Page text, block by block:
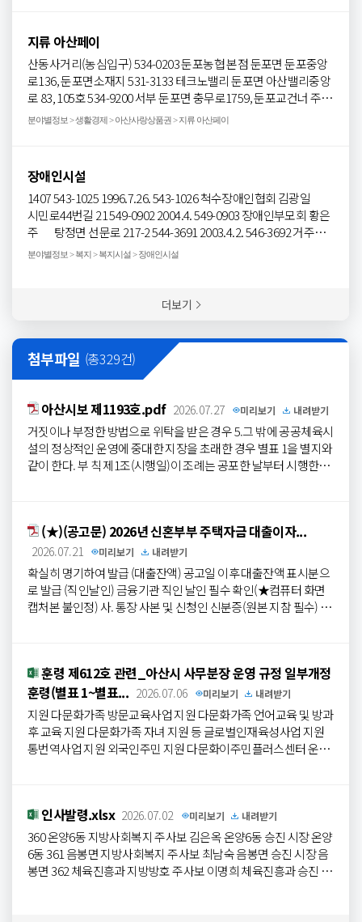
00 등기부등본,가족관계,주민등록,기타
09:00~18:00 42 신창면 서부북로 631 신창면행정복지센터1 24시
간 운영(365일) 등기부등본,가족관계,주민등록,기타 신창면 0415
373703 43 신창면 서부북로 631 신창면행정복지센터2 평일 09:0
0~18:00 등기부등본,가족관계,주민등록,기타 주말 운영하지 않음
지류 아산페이
산동사거리(농심입구) 534-0203 둔포농협 본점 둔포면 둔포중앙
로136, 둔포면소재지 531-3133 테크노밸리 둔포면 아산밸리중앙
로 83, 105호 534-9200 서부 둔포면 충무로1759, 둔포교건너 주유
소옆 532-7128 영인농협 본점 영인면 영인로55, 면소재지(먹골갈
온천 도고면 도고온천로 142 542-0346 도산 도고면 도고산로 343
542-7346 아산원예농협 본점 모종로49, 아산소방서옆 544-4851
권곡 번영로171, (권곡동) 아고-터미널 사이 541-4850 온궁 아산
로14, (온천동) 관광호텔 후문 546-9150 동부 배방읍 북수로 99,
(북수리) 자이2차A앞 547-3900 중부 온화로111, (신용화동)아프
분야별정보 > 생활경제 > 아산사랑상품권 > 지류 아산페이
장애인시설
1407 543-1025 1996.7.26. 543-1026 척수장애인협회 김광일
시민로44번길 21 549-0902 2004.4. 549-0903 장애인부모회 황은
주 탕정면 선문로 217-2 544-3691 2003.4.2. 546-3692 거주시
설 메종드로제 (구.성모복지원) 윤덕찬 61 영인면 신정리길 189 54
면 서부남로 820-16 544-0101 2013.12.5. 531-5222 거주시설 (공
동생활가정) 사랑터 이창호 4 문화로 257-24, 서해그랑블 208동 1
04호 547-2355 2009.6.2. 545-7757 거주시설 (정신) 파랑새둥지
박진석 133 신창면...
분야별정보 > 복지 > 복지시설 > 장애인시설
더보기
첨부파일 (총329건)
아산시보 제1193호.pdf 2026.07.27 미리보기 내려받기
거짓이나 부정한 방법으로 위탁을 받은 경우 5.그 밖에 공공체육시
설의 정상적인 운영에 중대한 지장을 초래한 경우 별표 1을 별지와
같이 한다. 부 칙 제1조(시행일)이 조례는 공포한 날부터 시행한다.
동장남부로 370-24육상트랙 천연잔디 1면(축구장) 축구장이순신
종합운동장남부로 370-24육상트랙 천연잔디 1면(보조구장) 선장
축구센터선장면군덕리 21-8인조잔디 2면(12구장) 하키장학선필
드하키장선장면남부남로 293주경기장 1면 보조경기장 1면 야구
장한마음야구장모종북로 76번길 62야구장 1면 곡교천 제4야구장
염치읍 강청리 109야구장 1면 테니스장이순신테니스장풍기동 32
체육관 이순신빙상장 체육관남부로 370-42다목적체육관 아산국
민체육센터모종북로 76번길 62다목적체육관 체력단련실 아산시
민체육관신정로 685다목적체육관...
(★)(공고문) 2026년 신혼부부 주택자금 대출이자...
2026.07.21 미리보기 내려받기
확실히 명기하여 발급 (대출잔액) 공고일 이후 대출잔액 표시분으
로 발급 (직인날인) 금융기관 직인 날인 필수 확인(★컴퓨터 화면
캡처본 불인정) 사. 통장 사본 및 신청인 신분증(원본 지참 필수) 아.
서 예산 범위 초과 시 모든 지원자 일정 비율 차등 감액 결정됨 8. 문
의사항 : 아산시 콜센터 1422-42, 여성복지과 인구정책팀(☎ 041-5
40-2643) 및 주거지 읍 면 동 행정복지센터 염치읍 ☎ 041-537-302
2선장면☎ 041-537-3176 배방읍 ☎ 041-537-3066 도고면 ☎ 04
1-537-3196 배방신도시 ☎ 041-536-8707 신창면 ☎ 041-530-649
2 송악면 ☎ 041-537-3613 온양1동 ☎ 041-537-3239 탕정면 ☎ 0
1-537-3217 둔포출장소 ☎ 041-530-6293 온양5동 ☎ 041-537-37
55 영인면 ☎ 041-537-3207 온양6동 ☎ 041-537-3263 인주면 ☎
041-537-3167
훈령 제612호 관련_아산시 사무분장 운영 규정 일부개정
훈령(별표 1~별표... 2026.07.06 미리보기 내려받기
지원 다문화가족 방문교육사업 지원 다문화가족 언어교육 및 방과
후 교육 지원 다문화가족 자녀 지원 등 글로벌인재육성사업 지원
통번역사업 지원 외국인주민 지원 다문화이주민플러스센터 운영
터 운영 지원 가족센터위탁 및 운영지원 통합조사1 사회보장급여
대상자 신규 및 변동 조사 - 담당지역 : 송악면, 탕정면, 둔포면, 영
인면,선장면, 도고면, 온양3동, 온양5동, 온양6동 사회보장급여 대
상자 신규 및 변동 조사 통합조사업무 일반 시군통합평가 지표 성
인사발령.xlsx 2026.07.02 미리보기 내려받기
360 온양6동 지방사회복지 주사보 김은옥 온양6동 승진 시장 온양
6동 361 음봉면 지방사회복지 주사보 최남숙 음봉면 승진 시장 음
봉면 362 체육진흥과 지방방호 주사보 이명희 체육진흥과 승진 시